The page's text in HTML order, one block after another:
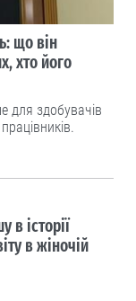
що він
хто його
для здобувачів
в історії
в жіночій